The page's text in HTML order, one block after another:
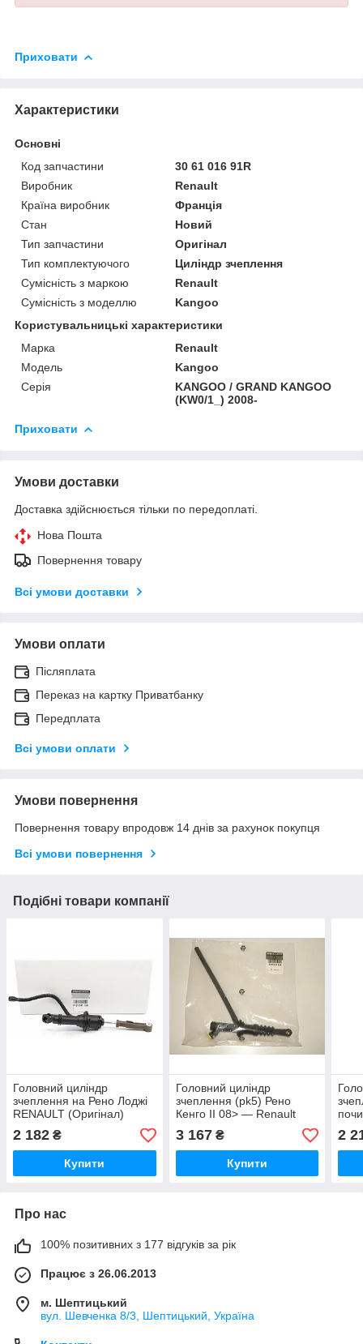
Приховати
Характеристики
Основні
Код запчастини
30 61 016 91R
Виробник
Renault
Країна виробник
Франція
Стан
Новий
Тип запчастини
Оригінал
Тип комплектуючого
Циліндр зчеплення
Сумісність з маркою
Renault
Сумісність з моделлю
Kangoo
Користувальницькі характеристики
Марка
Renault
Модель
Kangoo
Серія
KANGOO / GRAND KANGOO
(KW0/1_) 2008-
Приховати
Умови доставки
Доставка здійснюється тільки по передоплаті.
Нова Пошта
Повернення товару
Всі умови доставки
Умови оплати
Післяплата
Переказ на картку Приватбанку
Передплата
Всі умови оплати
Умови повернення
Повернення товару впродовж 14 днів за рахунок покупця
Всі умови повернення
Подібні товари компанії
Головний циліндр
зчеплення на Рено Лоджі
RENAULT (Оригінал)
306104118R
2 182 ₴
Купити
Головний циліндр
зчеплення (pk5) Рено
Кенго II 08> — Renault
(Оригінал) 306101984R
3 167₴
Купити
2
Про нас
100% позитивних з 177 відгуків за рік
Працює з 26.06.2013
м. Шептицький
вул. Шевченка 8/3, Шептицький, Україна